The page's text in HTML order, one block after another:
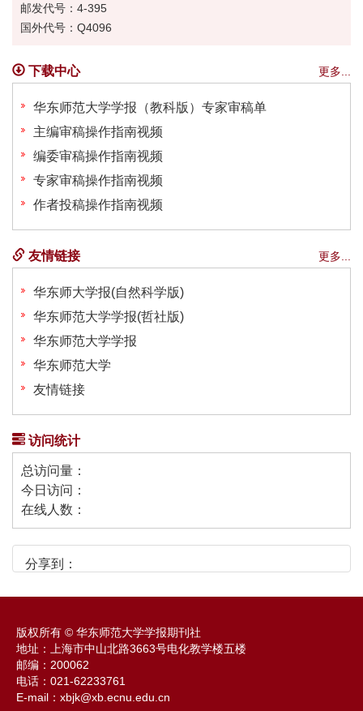
邮发代号：4-395
国外代号：Q4096
下载中心 更多...
华东师范大学学报（教科版）专家审稿单
主编审稿操作指南视频
编委审稿操作指南视频
专家审稿操作指南视频
作者投稿操作指南视频
友情链接 更多...
华东师大学报(自然科学版)
华东师范大学学报(哲社版)
华东师范大学学报
华东师范大学
友情链接
访问统计
总访问量：
今日访问：
在线人数：
分享到：
版权所有 © 华东师范大学学报期刊社
地址：上海市中山北路3663号电化教学楼五楼
邮编：200062
电话：021-62233761
E-mail：xbjk@xb.ecnu.edu.cn